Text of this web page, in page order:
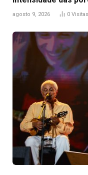
agosto 9, 2026 0 Visitas